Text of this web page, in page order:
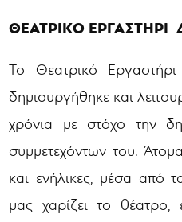
ΘΕΑΤΡΙΚΟ ΕΡΓΑΣΤΗΡΙ
Το Θεατρικό
δημιουργήθηκε και
χρόνια με στόχο την
συμμετεχόντων του.
και ενήλικες, μέσα από
μας χαρίζει το θέατρο,